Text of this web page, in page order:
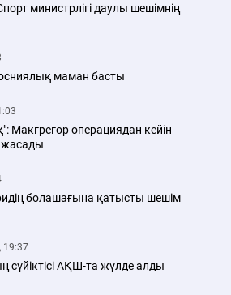
министрлігі даулы шешімнің
маман басты
Макгрегор операциядан кейін
жасады
болашағына қатысты шешім
19:37
сүйіктісі АҚШ-та жүлде алды